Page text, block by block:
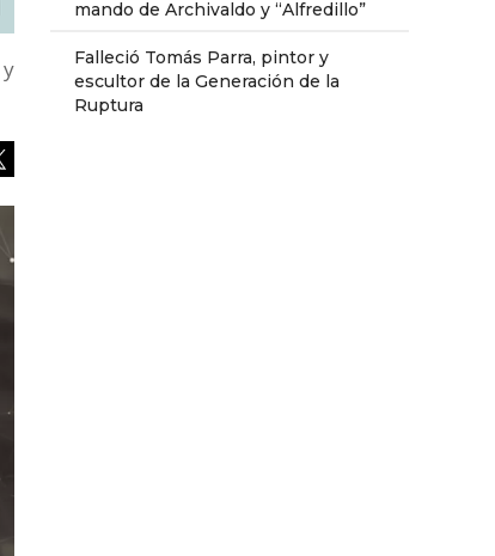
mando de Archivaldo y “Alfredillo”
Falleció Tomás Parra, pintor y
escultor de la Generación de la
Ruptura